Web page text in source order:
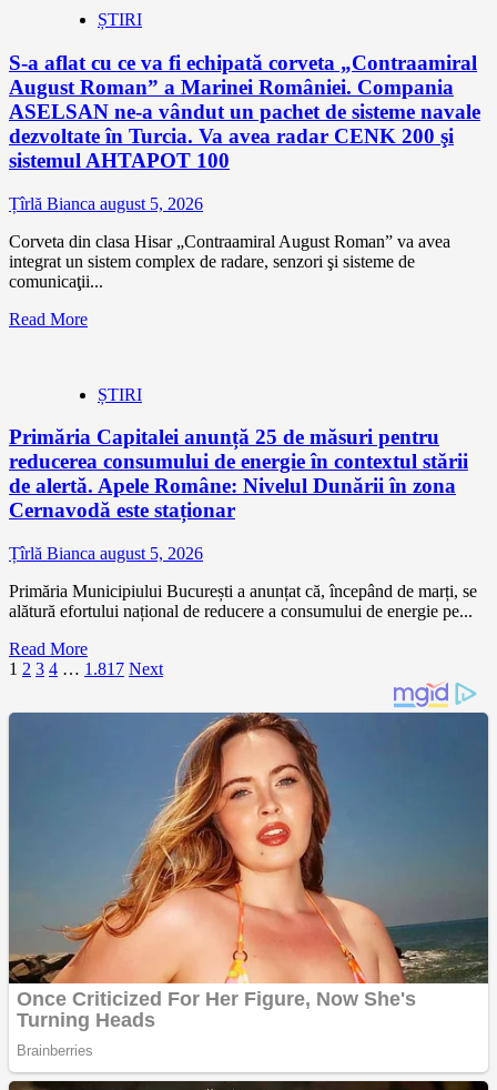
ȘTIRI
S-a aflat cu ce va fi echipată corveta „Contraamiral
August Roman” a Marinei României. Compania
ASELSAN ne-a vândut un pachet de sisteme navale
dezvoltate în Turcia. Va avea radar CENK 200 şi
sistemul AHTAPOT 100
Țîrlă Bianca august 5, 2026
Corveta din clasa Hisar „Contraamiral August Roman” va avea
integrat un sistem complex de radare, senzori şi sisteme de
comunicaţii...
Read More
ȘTIRI
Primăria Capitalei anunță 25 de măsuri pentru
reducerea consumului de energie în contextul stării
de alertă. Apele Române: Nivelul Dunării în zona
Cernavodă este staționar
Țîrlă Bianca august 5, 2026
Primăria Municipiului București a anunțat că, începând de marți, se
alătură efortului național de reducere a consumului de energie pe...
Read More
Paginație
1 2 3 4 … 1.817 Next